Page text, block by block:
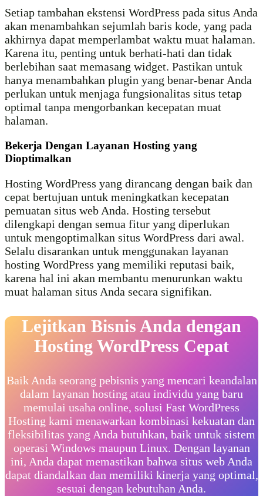
Setiap tambahan ekstensi WordPress pada situs Anda
akan menambahkan sejumlah baris kode, yang pada
akhirnya dapat memperlambat waktu muat halaman.
Karena itu, penting untuk berhati-hati dan tidak
berlebihan saat memasang widget. Pastikan untuk
hanya menambahkan plugin yang benar-benar Anda
perlukan untuk menjaga fungsionalitas situs tetap
optimal tanpa mengorbankan kecepatan muat
halaman.
Bekerja Dengan Layanan Hosting yang
Dioptimalkan
Hosting WordPress yang dirancang dengan baik dan
cepat bertujuan untuk meningkatkan kecepatan
pemuatan situs web Anda. Hosting tersebut
dilengkapi dengan semua fitur yang diperlukan
untuk mengoptimalkan situs WordPress dari awal.
Selalu disarankan untuk menggunakan layanan
hosting WordPress yang memiliki reputasi baik,
karena hal ini akan membantu menurunkan waktu
muat halaman situs Anda secara signifikan.
Lejitkan Bisnis Anda dengan
Hosting WordPress Cepat
Baik Anda seorang pebisnis yang mencari keandalan
dalam layanan hosting atau individu yang baru
memulai usaha online, solusi Fast WordPress
Hosting kami menawarkan kombinasi kekuatan dan
fleksibilitas yang Anda butuhkan, baik untuk sistem
operasi Windows maupun Linux. Dengan layanan
ini, Anda dapat memastikan bahwa situs web Anda
dapat diandalkan dan memiliki kinerja yang optimal,
sesuai dengan kebutuhan Anda.